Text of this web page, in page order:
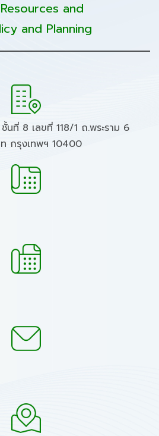
and
and Planning
นที่ 8 เลขที่ 118/1 ถ.พระราม 6
กรุงเทพฯ 10400